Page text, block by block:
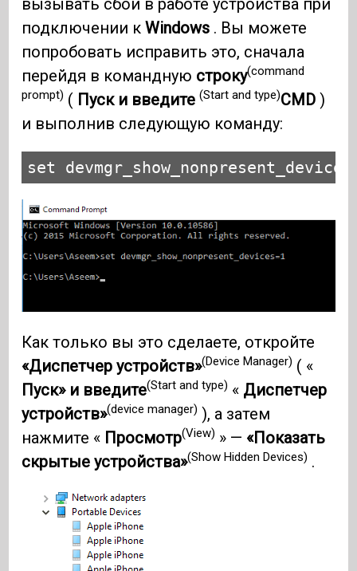
подключении кWindows . Вы можете
попробовать исправить это, сначала
перейдя в командную строку(command
prompt) ( Пуск и введите(Start and type)CMD )
и выполнив следующую команду:
set
Как только вы это сделаете, откройте
«Диспетчер устройств»(Device Manager) ( «
Пуск» и введите(Start and type) « Диспетчер
устройств»(device manager) ), а затем
нажмите « Просмотр(View) » — «Показать
скрытые устройства»(Show Hidden Devices) .